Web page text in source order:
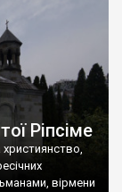
Ріпсіме
християнство,
вірмени